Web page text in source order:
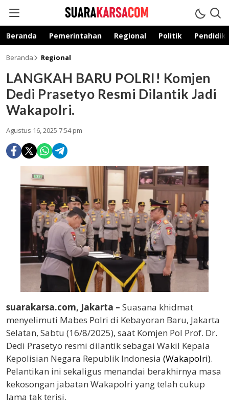
suarakarsa.com
Informasi terpercaya
Beranda Pemerintahan Regional Politik
Beranda Regional
LANGKAH BARU POLRI! Komjen
Dedi Prasetyo Resmi Dilantik Jadi
Wakapolri.
Agustus 16, 2025 7:54 pm
suarakarsa.com, Jakarta – Suasana khidmat
menyelimuti Mabes Polri di Kebayoran Baru, Jakarta
Selatan, Sabtu (16/8/2025), saat Komjen Pol Prof. Dr.
Dedi Prasetyo resmi dilantik sebagai Wakil Kepala
Kepolisian Negara Republik Indonesia (Wakapolri).
Pelantikan ini sekaligus menandai berakhirnya masa
kekosongan jabatan Wakapolri yang telah cukup
lama tak terisi.